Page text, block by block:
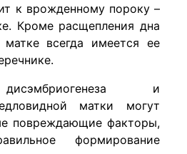
к врожденному пороку –
Кроме расщепления дна
всегда имеется ее
и
матки могут
повреждающие факторы,
формирование